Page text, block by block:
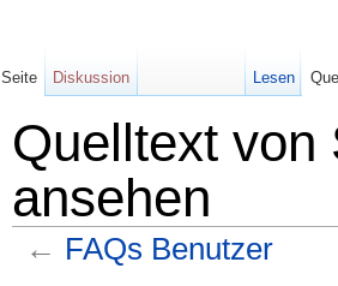
Quelltext von
ansehen
← FAQs Benutzer
Seite Diskussion Lesen